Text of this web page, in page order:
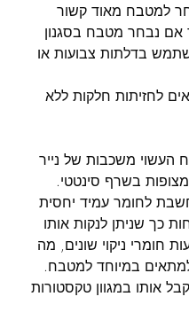
למטבח מאוד קשור
אם נבחר מטבח בסגנון
בדלתות צבועות או
לחזיתות חלקות ללא
העשוי משכבות של נייר
בשרף סינטטי.
לחומר עמיד יחסית
כך שניתן לנקות אותו
חומרי ניקוי שונים, מה
במיוחד למטבח.
אותו במגוון טקסטורות